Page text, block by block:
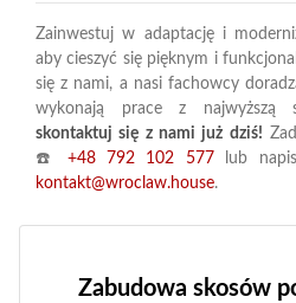
Zainwestuj w adaptację i
aby cieszyć się pięknym i
się z nami, a nasi fachowcy
wykonają prace z najwyższą
skontaktuj się z nami już dziś!
☎️ +48 792 102 577lub
kontakt@wroclaw.house.
Zabudowa skosów